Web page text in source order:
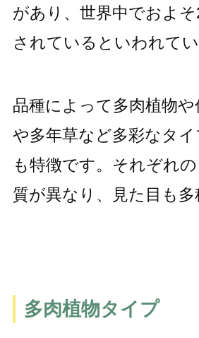
があり、世界中でおよ
されているといわれてい
品種によって多肉植物や
や多年草など多彩なタ
も特徴です。それぞれ
質が異なり、見た目も多
多肉植物タイプ